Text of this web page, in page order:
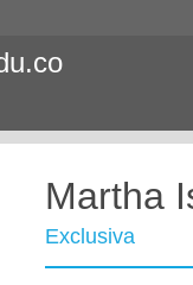
Martha
Exclusiva